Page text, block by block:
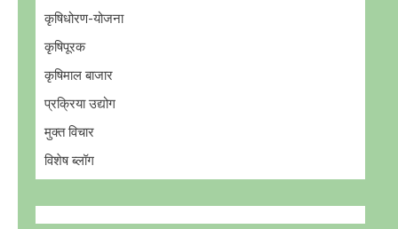
कृषिधोरण-योजना
कृषिपूरक
कृषिमाल बाजार
प्रक्रिया उद्योग
मुक्त विचार
विशेष ब्लॉग